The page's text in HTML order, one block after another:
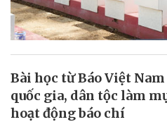
Bài học từ Báo Việt
quốc gia, dân tộc làm
hoạt động báo chí